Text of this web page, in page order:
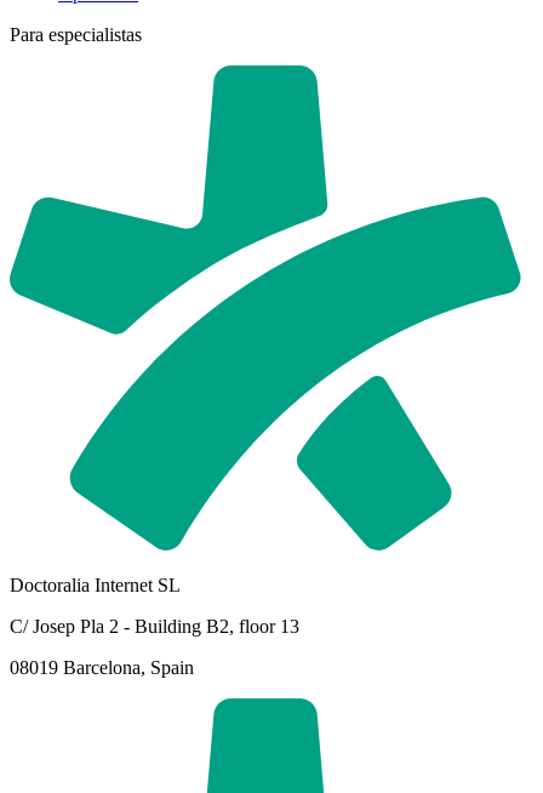
Para especialistas
Doctoralia Internet SL
C/ Josep Pla 2 - Building B2, floor 13
08019 Barcelona, Spain